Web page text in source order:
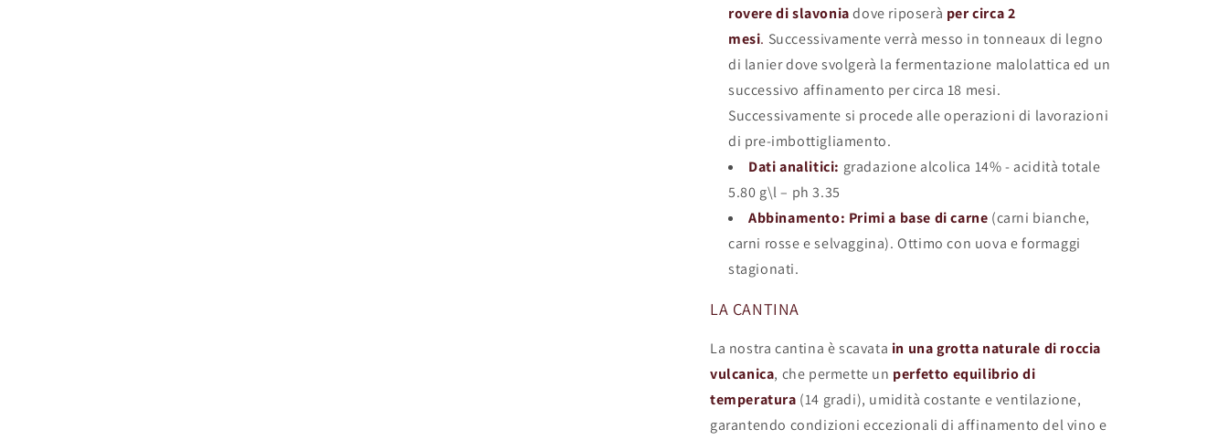
rovere di slavonia dove riposerà per circa 2
mesi. Successivamente verrà messo in tonneaux di legno
di lanier dove svolgerà la fermentazione malolattica ed un
successivo affinamento per circa 18 mesi.
Successivamente si procede alle operazioni di lavorazioni
di pre-imbottigliamento.
Dati analitici: gradazione alcolica 14% - acidità totale
5.80 g\l – ph 3.35
Abbinamento: Primi a base di carne (carni bianche,
carni rosse e selvaggina). Ottimo con uova e formaggi
stagionati.
LA CANTINA
La nostra cantina è scavata in una grotta naturale di roccia
vulcanica, che permette un perfetto equilibrio di
temperatura (14 gradi), umidità costante e ventilazione,
garantendo condizioni eccezionali di affinamento del vino e